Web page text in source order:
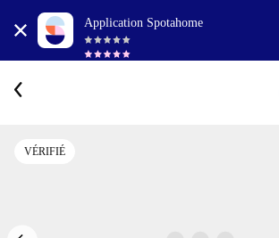
Application Spotahome
VÉRIFIÉ